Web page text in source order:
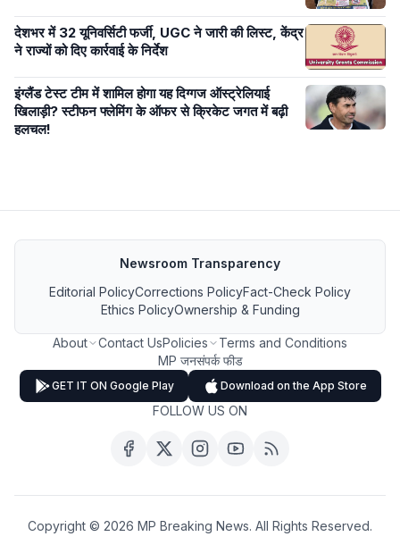
देशभर में 32 यूनिवर्सिटी फर्जी, UGC ने जारी की लिस्ट, केंद्र
ने राज्यों को दिए कार्रवाई के निर्देश
इंग्लैंड टेस्ट टीम में शामिल होगा यह दिग्गज ऑस्ट्रेलियाई
खिलाड़ी? स्टीफन फ्लेमिंग के ऑफर से क्रिकेट जगत में बढ़ी
हलचल!
Newsroom Transparency
Editorial PolicyCorrections PolicyFact-Check Policy
Ethics PolicyOwnership & Funding
About Contact UsPolicies
Terms and Conditions
MP जनसंपर्क फीड
GET IT ON Google Play Download on the App Store
FOLLOW US ON
Copyright © 2026 MP Breaking News. All Rights Reserved.